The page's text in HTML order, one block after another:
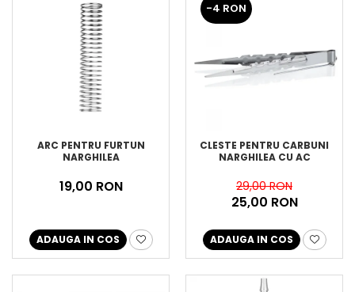
ARC PENTRU FURTUN
NARGHILEA
19,00 RON
ADAUGA IN COS
-4 RON
CLESTE PENTRU CARBUNI
NARGHILEA CU AC
29,00 RON
25,00 RON
ADAUGA IN COS